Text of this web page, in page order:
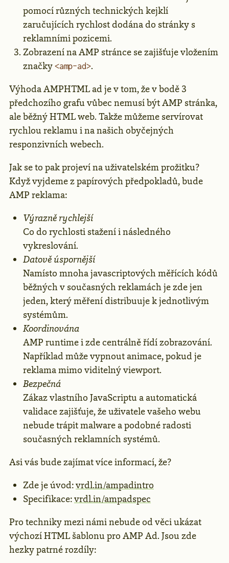
pomocí různých technických kejklí
zaručujících rychlost dodána do stránky s
reklamními pozicemi.
Zobrazení na AMP stránce se zajišťuje vložením
značky <amp-ad>.
Výhoda AMPHTML ad je v tom, že v bodě 3
předchozího grafu vůbec nemusí být AMP stránka,
ale běžný HTML web. Takže můžeme servírovat
rychlou reklamu i na našich obyčejných
responzivních webech.
Jak se to pak projeví na uživatelském prožitku?
Když vyjdeme z papírových předpokladů, bude
AMP reklama:
Výrazně rychlejší
Co do rychlosti stažení i následného
vykreslování.
Datově úspornější
Namísto mnoha javascriptových měřících kódů
běžných v současných reklamách je zde jen
jeden, který měření distribuuje k jednotlivým
systémům.
Koordinována
AMP runtime i zde centrálně řídí zobrazování.
Například může vypnout animace, pokud je
reklama mimo viditelný viewport.
Bezpečná
Zákaz vlastního JavaScriptu a automatická
validace zajišťuje, že uživatele vašeho webu
nebude trápit malware a podobné radosti
současných reklamních systémů.
Asi vás bude zajímat více informací, že?
Zde je úvod:vrdl.in/ampadintro
Specifikace:vrdl.in/ampadspec
Pro techniky mezi námi nebude od věci ukázat
výchozí HTML šablonu pro AMP Ad. Jsou zde
hezky patrné rozdíly: